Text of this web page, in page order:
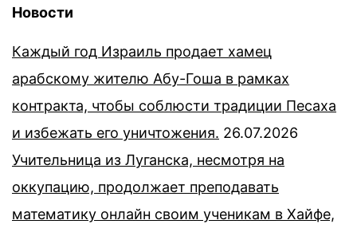
Новости
Каждый год Израиль продает хамец
арабскому жителю Абу-Гоша в рамках
контракта, чтобы соблюсти традиции Песаха
и избежать его уничтожения. 26.07.2026
Учительница из Луганска, несмотря на
оккупацию, продолжает преподавать
математику онлайн своим ученикам в Хайфе,